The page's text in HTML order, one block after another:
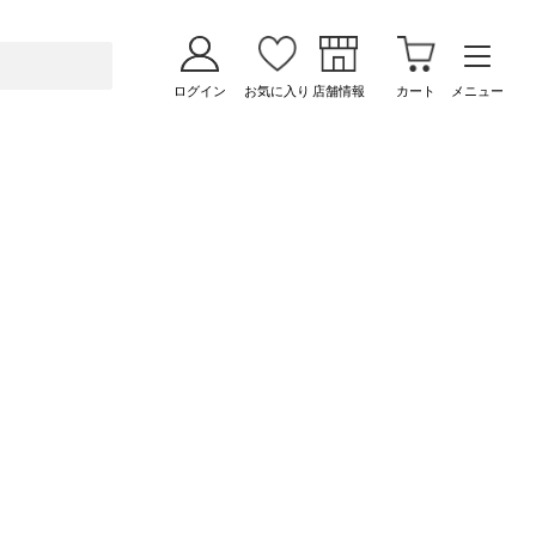
ログイン お気に入り 店舗情報 カート メニュー